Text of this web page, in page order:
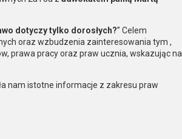
dotyczy tylko dorosłych?” Celem
oraz wzbudzenia zainteresowania tym ,
prawa pracy oraz praw ucznia, wskazując na
nam istotne informacje z zakresu praw